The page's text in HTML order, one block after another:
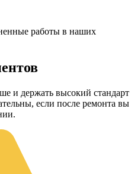
работы в наших
и держать высокий стандарт
если после ремонта вы